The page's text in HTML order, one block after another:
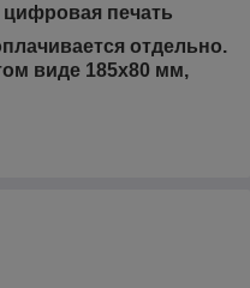
цифровая печать
отдельно.
виде 185х80 мм,